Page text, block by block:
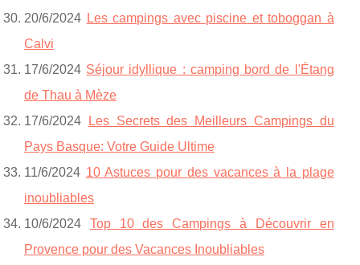
20/6/2024 Les campings avec piscine et toboggan à
Calvi
17/6/2024 Séjour idyllique : camping bord de l'Étang
de Thau à Mèze
17/6/2024
Les Secrets des Meilleurs Campings du
Pays Basque: Votre Guide Ultime
11/6/2024 10 Astuces pour des vacances à la plage
inoubliables
10/6/2024 Top 10 des Campings à Découvrir en
Provence pour des Vacances Inoubliables